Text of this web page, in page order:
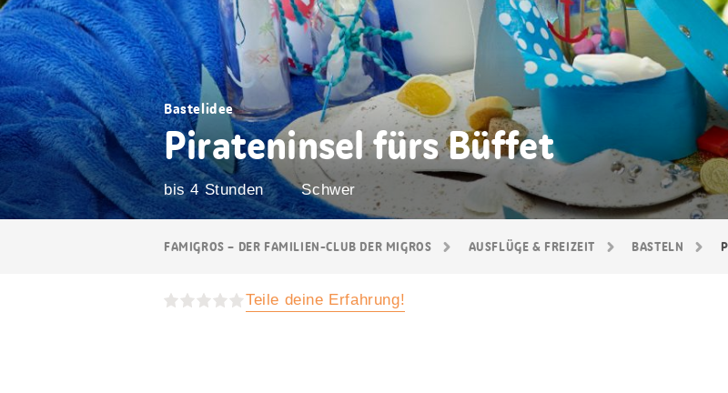
FAMIGROS – DER FAMILIEN-CLUB DER MIGROS AUSFLÜGE & FREIZEIT BASTELN
Teile deine Erfahrung!
Bastelidee
Pirateninsel fürs Büffet
bis 4 Stunden Schwer